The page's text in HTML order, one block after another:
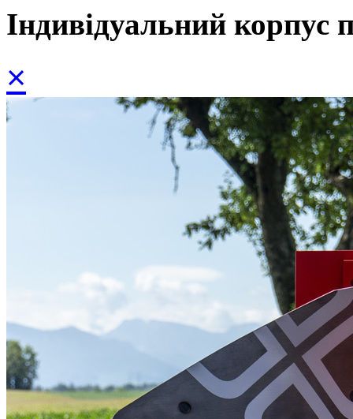
Індивідуальний корпус
×